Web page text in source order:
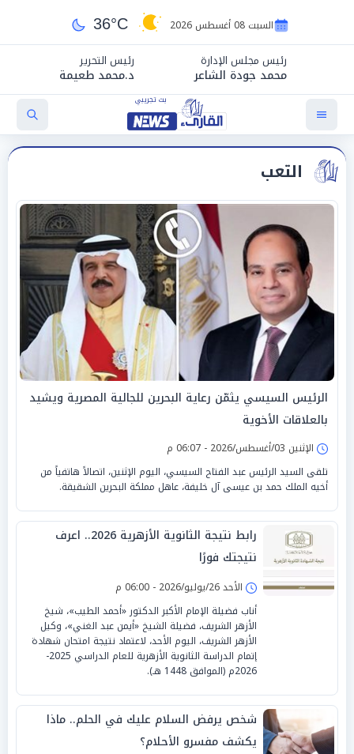
السبت 08 أغسطس 2026 36°C
رئيس مجلس الإدارة
محمد جودة الشاعر
رئيس التحرير
د.محمد طعيمة
التعب
الرئيس السيسي يثمّن رعاية البحرين للجالية المصرية ويشيد
بالعلاقات الأخوية
الإثنين 03/أغسطس/2026 - 06:07 م
تلقى السيد الرئيس عبد الفتاح السيسي، اليوم الإثنين، اتصالاً هاتفياً من
أخيه الملك حمد بن عيسى آل خليفة، عاهل مملكة البحرين الشقيقة.
رابط نتيجة الثانوية الأزهرية 2026.. اعرف
نتيجتك فورًا
الأحد 26/يوليو/2026 - 06:00 م
أناب فضيلة الإمام الأكبر الدكتور «أحمد الطيب»، شيخ
الأزهر الشريف، فضيلة الشيخ «أيمن عبد الغني»، وكيل
الأزهر الشريف، اليوم الأحد، لاعتماد نتيجة امتحان شهادة
إتمام الدراسة الثانوية الأزهرية للعام الدراسي 2025-
2026م (الموافق 1448 هـ).
شخص يرفض السلام عليك في الحلم.. ماذا
يكشف مفسرو الأحلام؟